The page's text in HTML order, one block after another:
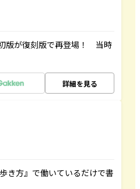
版が復刻版で再登場！ 当時
詳細を見る
き方』で働いているだけで書